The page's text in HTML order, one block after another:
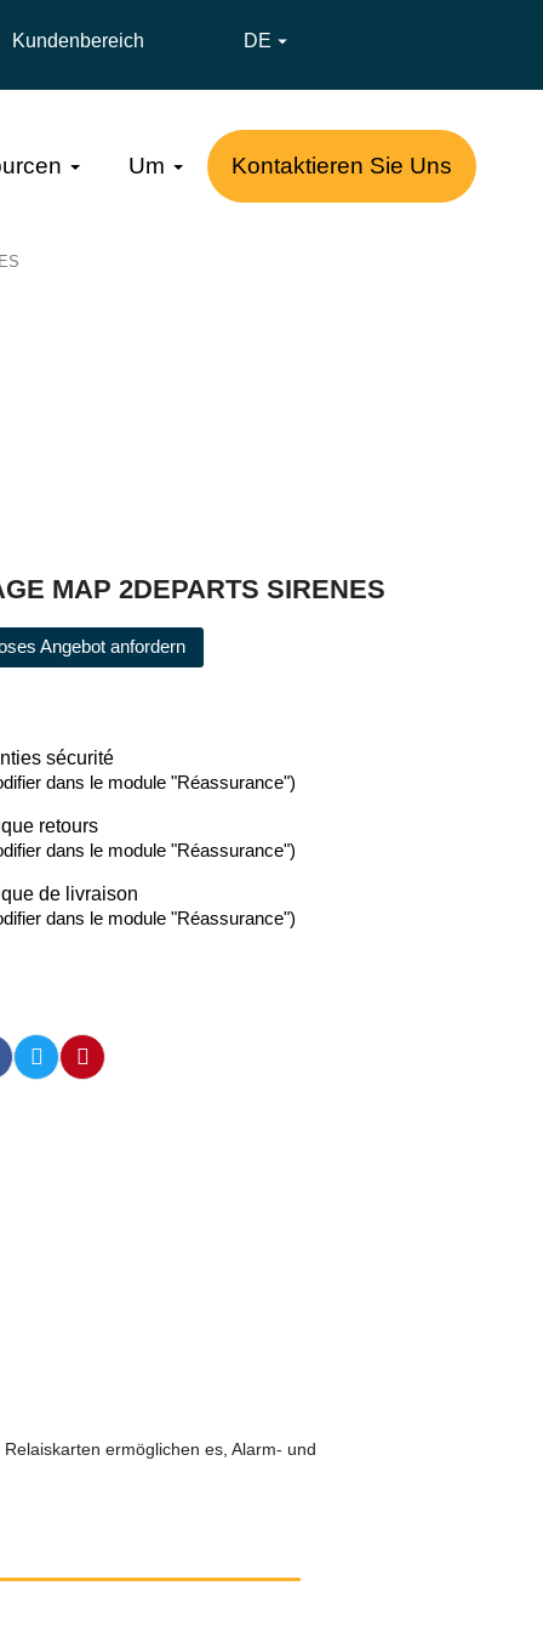
Kundenbereich DE 
Um Kontaktieren Sie Uns
MAP 2DEPARTS SIRENES
Angebot anfordern
sécurité
dans le module "Réassurance")
retours
dans le module "Réassurance")
de livraison
dans le module "Réassurance")
ermöglichen es, Alarm- und